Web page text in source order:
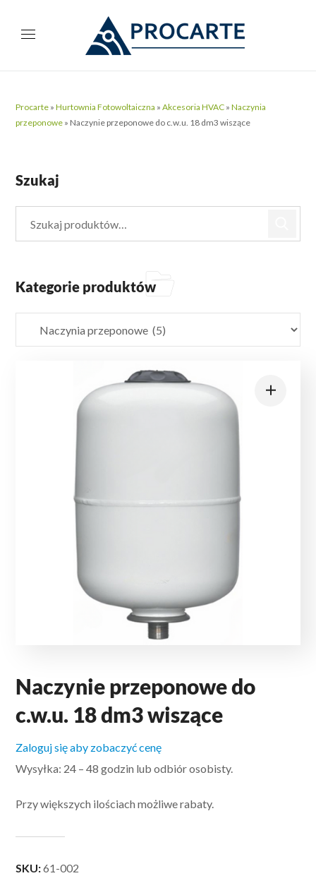
Procarte »Hurtownia Fotowoltaiczna »Akcesoria HVAC »Naczynia
przeponowe » Naczynie przeponowe do c.w.u. 18 dm3 wiszące
Naczynie przeponowe do
c.w.u. 18 dm3 wiszące
Zaloguj się aby zobaczyć cenę
Wysyłka: 24 – 48 godzin lub odbiór osobisty.
Przy większych ilościach możliwe rabaty.
SKU:61-002
Szukaj
Kategorie produktów